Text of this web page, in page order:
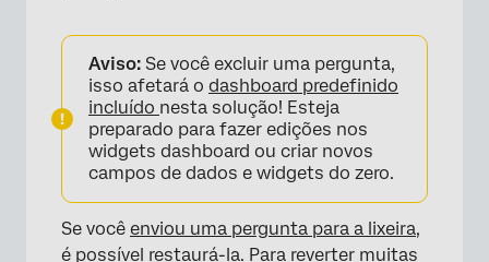
Aviso: Se você excluir uma pergunta,
isso afetará o dashboard predefinido
incluído nesta solução! Esteja
preparado para fazer edições nos
widgets dashboard ou criar novos
campos de dados e widgets do zero.
Se você enviou uma pergunta para a lixeira,
é possível restaurá-la. Para reverter muitas